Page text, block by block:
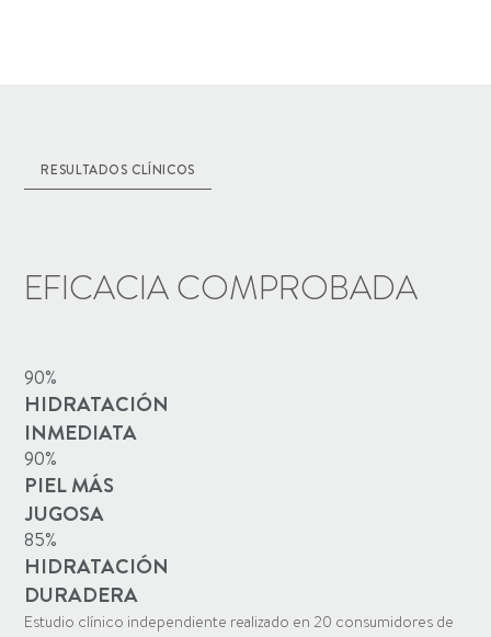
RESULTADOS CLÍNICOS
EFICACIA COMPROBADA
90%
HIDRATACIÓN
INMEDIATA
90%
PIEL MÁS
JUGOSA
85%
HIDRATACIÓN
DURADERA
Estudio clínico independiente realizado en 20 consumidores de